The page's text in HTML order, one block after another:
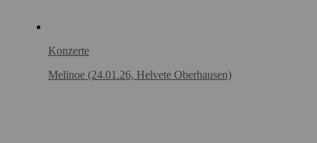
Konzerte
Melinoe (24.01.26, Helvete Oberhausen)